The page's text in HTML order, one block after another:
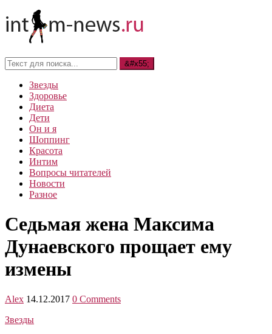
Звезды
Здоровье
Диета
Дети
Он и я
Шоппинг
Красота
Интим
Вопросы читателей
Новости
Разное
Седьмая жена Максима
Дунаевского прощает ему
измены
Alex 14.12.2017 0 Comments
Звезды